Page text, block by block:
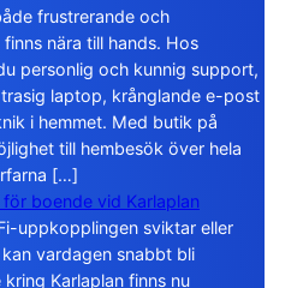
frustrerande och
nära till hands. Hos
personlig och kunnig support,
laptop, krånglande e-post
i hemmet. Med butik på
till hembesök över hela
[…]
boende vid Karlaplan
uppkopplingen sviktar eller
vardagen snabbt bli
Karlaplan finns nu